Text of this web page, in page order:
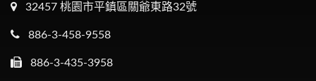
32457 桃園市平鎮區關爺東路32號
886-3-458-9558
886-3-435-3958